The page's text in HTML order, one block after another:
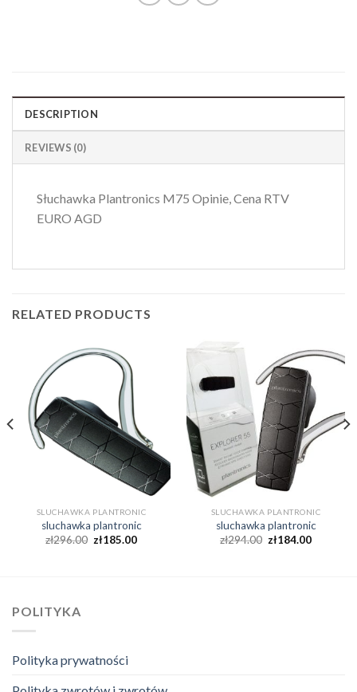
DESCRIPTION
REVIEWS (0)
Słuchawka Plantronics M75 Opinie, Cena RTV
EURO AGD
RELATED PRODUCTS
SLUCHAWKA PLANTRONIC
sluchawka plantronic
zł296.00 zł185.00
SLUCHAWKA PLANTRONIC
sluchawka plantronic
zł294.00 zł184.00
POLITYKA
Polityka prywatności